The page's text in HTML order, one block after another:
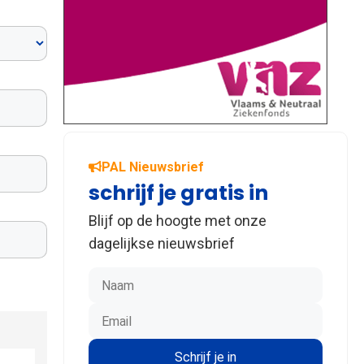
PAL Nieuwsbrief
schrijf je gratis in
Blijf op de hoogte met onze
dagelijkse nieuwsbrief